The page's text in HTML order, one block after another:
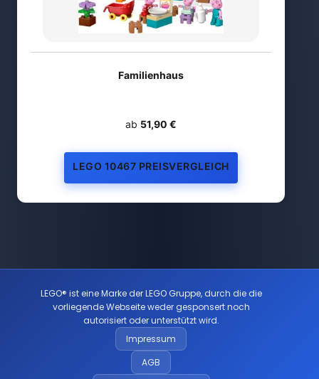
Familienhaus
ab 51,90 €
LEGO 10467 PREISVERGLEICH
LEGO® ist eine Marke der LEGO Gruppe, durch die die
vorliegende Webseite weder gesponsert noch
autorisiert oder unterstützt wird.
Impressum
AGB